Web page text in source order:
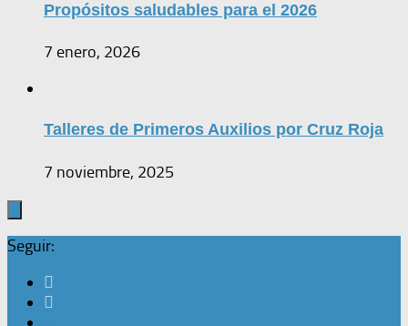
Propósitos saludables para el 2026
7 enero, 2026
Talleres de Primeros Auxilios por Cruz Roja
7 noviembre, 2025
Seguir: